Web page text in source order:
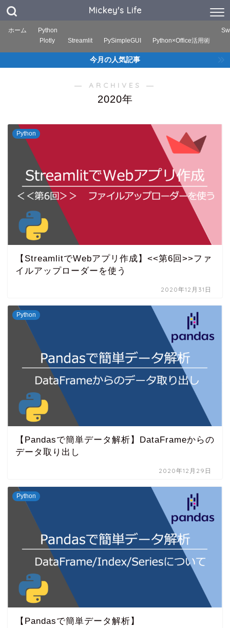
Mickey's Life
ホーム
Python
Plotly
Streamlit PySimpleGUI Python×Office活用術
今月の人気記事
― ARCHIVES ―
2020年
Python
【StreamlitでWebアプリ作成】<<第6回>>ファ
イルアップローダーを使う
2020年12月31日
Python
【Pandasで簡単データ解析】DataFrameからの
データ取り出し
2020年12月29日
Python
【Pandasで簡単データ解析】